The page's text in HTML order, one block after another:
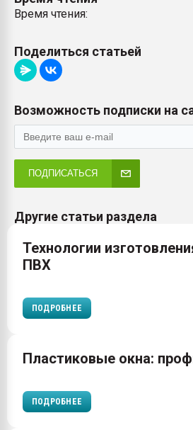
Время чтения:
Поделиться статьей
Возможность подписки на
ПОДПИСАТЬСЯ
Другие статьи раздела
Технологии
ПВХ
ПОДРОБНЕЕ
Пластиковые окна:
ПОДРОБНЕЕ